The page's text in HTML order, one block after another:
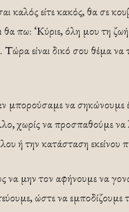
είσαι καλός είτε κακός, θα
πω: ‘Κύριε, όλη μου τη
είναι δικό σου θέμα να
να σηκώνουμε
χωρίς να προσπαθούμε
ή την κατάσταση εκείνου
να μην τον αφήνουμε να
ώστε να